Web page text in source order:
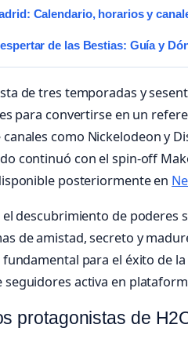
Calendario, horarios y
de las Bestias: Guía y
de tres temporadas y
para convertirse en un
como Nickelodeon y
continuó con el spin-off
posteriormente en
descubrimiento de poderes
de amistad, secreto y
para el éxito de
seguidores activa en
protagonistas de